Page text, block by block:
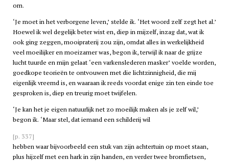
om.
‘Je moet in het verborgene leven,’ stelde ik. ‘Het woord zelf zegt het al.’
Hoewel ik wel degelijk beter wist en, diep in mijzelf, inzag dat, wat ik
ook ging zeggen, mooipraterij zou zijn, omdat alles in werkelijkheid
veel moeilijker en moeizamer was, begon ik, terwijl ik naar de grijze
lucht tuurde en mijn gelaat ‘een varkenslederen masker’ voelde worden,
goedkope teorieën te ontvouwen met die lichtzinnigheid, die mij
eigenlijk vreemd is, en waaraan ik reeds voordat enige zin ten einde toe
gesproken is, diep en treurig moet twijfelen.
‘Je kan het je eigen natuurlijk net zo moeilijk maken als je zelf wil,’
begon ik. ‘Maar stel, dat iemand een schilderij wil
[p. 337]
hebben waar bijvoorbeeld een stuk van zijn achtertuin op moet staan,
plus hijzelf met een hark in zijn handen, en verder twee bromfietsen,